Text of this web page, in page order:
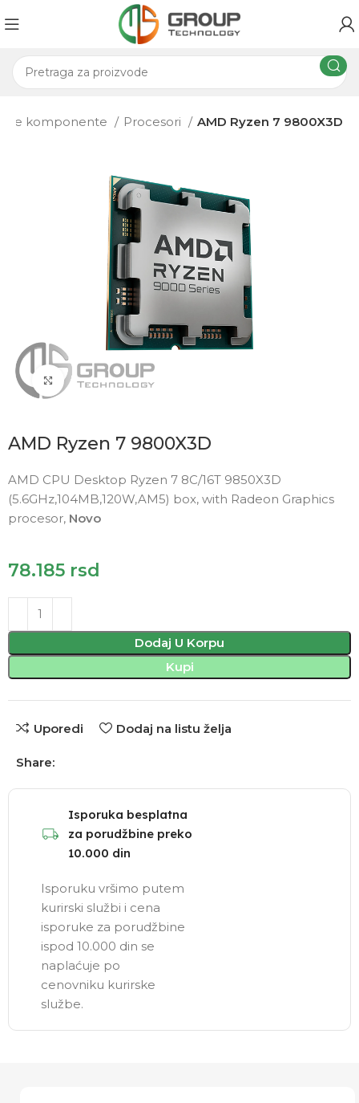
komponente Procesori AMD Ryzen 7 9800X3D
Click to enlarge
AMD Ryzen 7 9800X3D
AMD CPU Desktop Ryzen 7 8C/16T 9850X3D
(5.6GHz,104MB,120W,AM5) box, with Radeon Graphics
procesor, Novo
78.185 rsd
Dodaj U Korpu
Kupi
Uporedi Dodaj na listu želja
Share:
Isporuka besplatna
za porudžbine preko
10.000 din
Isporuku vršimo putem
kurirski službi i cena
isporuke za porudžbine
ispod 10.000 din se
naplaćuje po
cenovniku kurirske
službe.